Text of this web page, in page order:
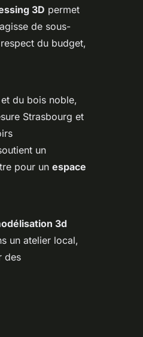
3D permet
de sous-
du budget,
du bois noble,
Strasbourg et
un
pour un espace
3d
un atelier local,
des